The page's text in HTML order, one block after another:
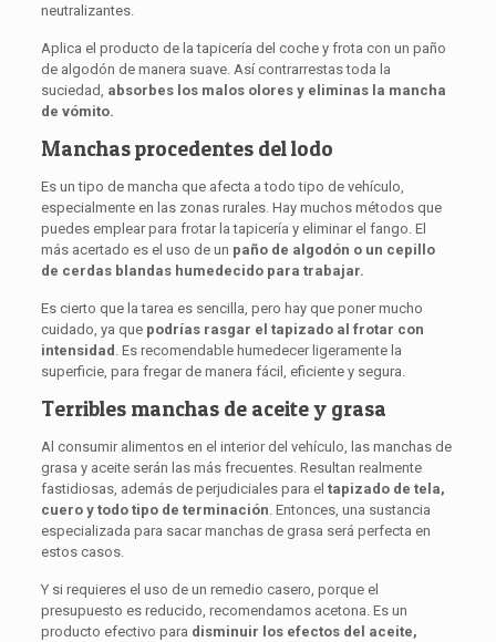
neutralizantes.
Aplica el producto de la tapicería del coche y frota con un paño
de algodón de manera suave. Así contrarrestas toda la
suciedad, absorbes los malos olores y eliminas la mancha
de vómito.
Manchas procedentes del lodo
Es un tipo de mancha que afecta a todo tipo de vehículo,
especialmente en las zonas rurales. Hay muchos métodos que
puedes emplear para frotar la tapicería y eliminar el fango. El
más acertado es el uso de un paño de algodón o un cepillo
de cerdas blandas humedecido para trabajar.
Es cierto que la tarea es sencilla, pero hay que poner mucho
cuidado, ya que podrías rasgar el tapizado al frotar con
intensidad . Es recomendable humedecer ligeramente la
superficie, para fregar de manera fácil, eficiente y segura.
Terribles manchas de aceite y grasa
Al consumir alimentos en el interior del vehículo, las manchas de
grasa y aceite serán las más frecuentes. Resultan realmente
fastidiosas, además de perjudiciales para el tapizado de tela,
cuero y todo tipo de terminación. Entonces, una sustancia
especializada para sacar manchas de grasa será perfecta en
estos casos.
Y si requieres el uso de un remedio casero, porque el
presupuesto es reducido, recomendamos acetona. Es un
producto efectivo para disminuir los efectos del aceite,